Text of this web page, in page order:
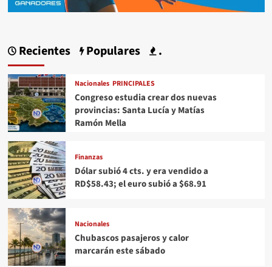
Recientes Populares .
Nacionales PRINCIPALES
Congreso estudia crear dos nuevas
provincias: Santa Lucía y Matías
Ramón Mella
Finanzas
Dólar subió 4 cts. y era vendido a
RD$58.43; el euro subió a $68.91
Nacionales
Chubascos pasajeros y calor
marcarán este sábado